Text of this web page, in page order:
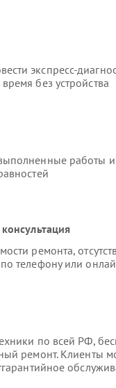
экспресс-
без устройства
работы
ремонта,
телефону или
по всей РФ,
ремонт. Клиенты